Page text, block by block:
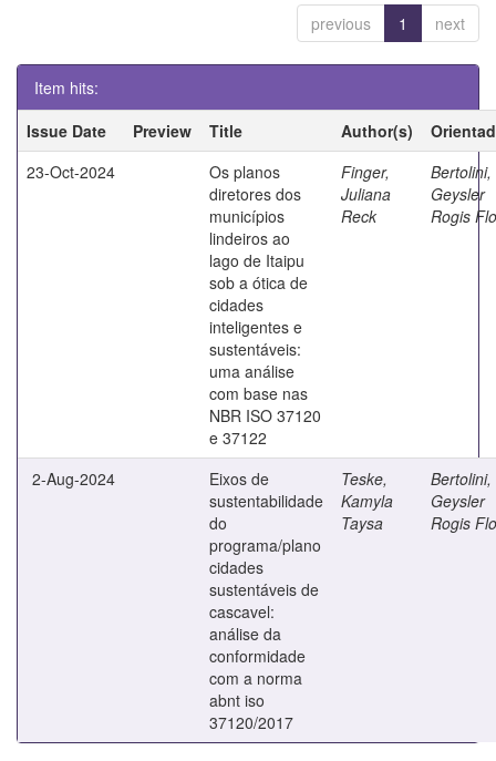
previous 1 next
Item hits:
Issue Date
Preview Title Author(s)
23-Oct-2024
Os planos
diretores dos
municípios
lindeiros ao
lago de Itaipu
sob a ótica de
cidades
inteligentes e
sustentáveis:
uma análise
com base nas
NBR ISO 37120
e 37122
Finger,
Juliana
Reck
Bertolini,
Geysler
Rogis
2-Aug-2024
Eixos de
sustentabilidade
do
programa/plano
cidades
sustentáveis de
cascavel:
análise da
conformidade
com a norma
abnt iso
37120/2017
Teske,
Kamyla
Taysa
Bertolini,
Geysler
Rogis